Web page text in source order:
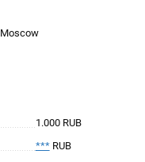
Moscow
1.000 RUB
***RUB